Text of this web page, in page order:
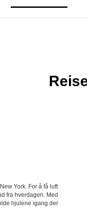
York. For å få luft
fra hverdagen. Med
hjulene igang der